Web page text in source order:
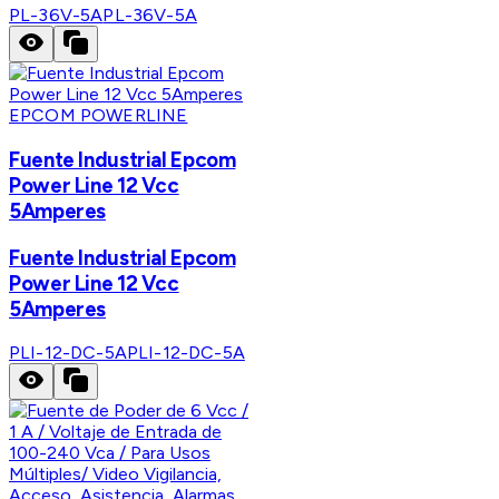
PL-36V-5APL-36V-5A
EPCOM POWERLINE
Fuente Industrial Epcom
Power Line 12 Vcc
5Amperes
Fuente Industrial Epcom
Power Line 12 Vcc
5Amperes
PLI-12-DC-5APLI-12-DC-5A